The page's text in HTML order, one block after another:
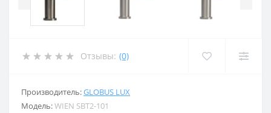
Отзывы: (0)
Производитель:GLOBUS LUX
Модель:WIEN SBT2-101